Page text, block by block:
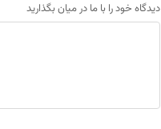
دیدگاه خود را با ما در میان بگذارید